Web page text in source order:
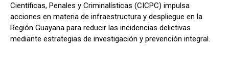
Científicas, Penales y Criminalísticas (CICPC) impulsa
acciones en materia de infraestructura y despliegue en la
Región Guayana para reducir las incidencias delictivas
mediante estrategias de investigación y prevención integral.